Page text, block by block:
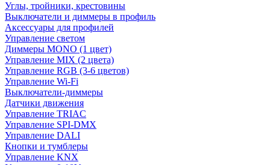
Углы, тройники, крестовины
Выключатели и диммеры в профиль
Аксессуары для профилей
Управление светом
Диммеры MONO (1 цвет)
Управление MIX (2 цвета)
Управление RGB (3-6 цветов)
Управление Wi-Fi
Выключатели-диммеры
Датчики движения
Управление TRIAC
Управление SPI-DMX
Управление DALI
Кнопки и тумблеры
Управление KNX